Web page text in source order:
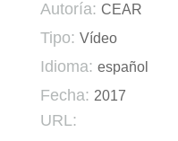
Autoría: CEAR
Tipo: Vídeo
Idioma: español
Fecha: 2017
URL: